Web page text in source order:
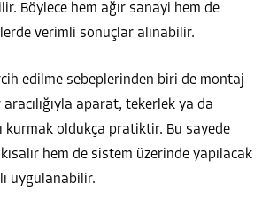
Böylece hem ağır sanayi hem de
verimli sonuçlar alınabilir.
edilme sebeplerinden biri de montaj
aracılığıyla aparat, tekerlek ya da
kurmak oldukça pratiktir. Bu sayede
hem de sistem üzerinde yapılacak
uygulanabilir.